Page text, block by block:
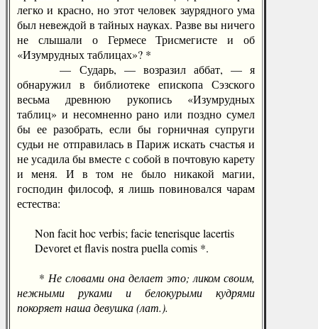
легко и красно, но этот человек заурядного ума
был невеждой в тайных науках. Разве вы ничего
не слышали о Гермесе Трисмегисте и об
«Изумрудных таблицах»? *
— Сударь, — возразил аббат, — я
обнаружил в библиотеке епископа Сэзского
весьма древнюю рукопись «Изумрудных
таблиц» и несомненно рано или поздно сумел
бы ее разобрать, если бы горничная супруги
судьи не отправилась в Париж искать счастья и
не усадила бы вместе с собой в почтовую карету
и меня. И в том не было никакой магии,
господин философ, я лишь повиновался чарам
естества:
Non facit hoc verbis; facie tenerisque lacertis
Devоret et flavis nostra puella comis *.
* Не словами она делает это; ликом своим,
нежными руками и белокурыми кудрями
покоряет наша девушка (лат.).